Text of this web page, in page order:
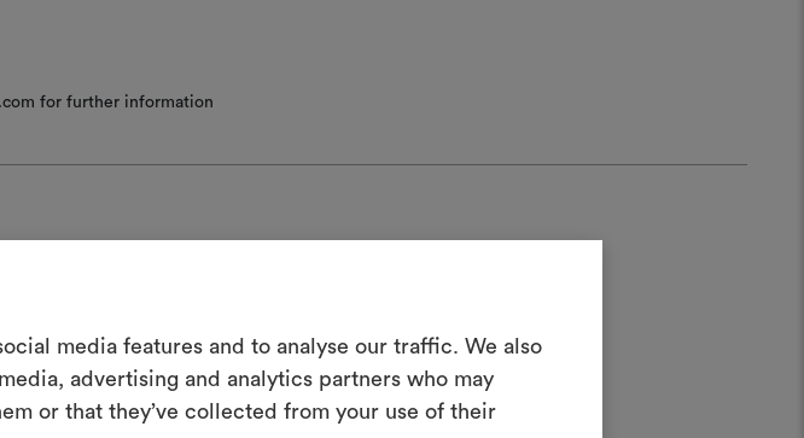
media features and to analyse our traffic. We also
advertising and analytics partners who may
or that they’ve collected from your use of their
for further information
a 30°C con trattamento delicato: 1/2
breve e a bassa velocità.
moodboard
Uno strumento interattivo per dare vita e condividere